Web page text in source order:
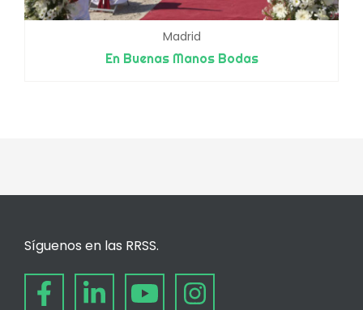
Madrid
En Buenas Manos Bodas
Síguenos en las RRSS.